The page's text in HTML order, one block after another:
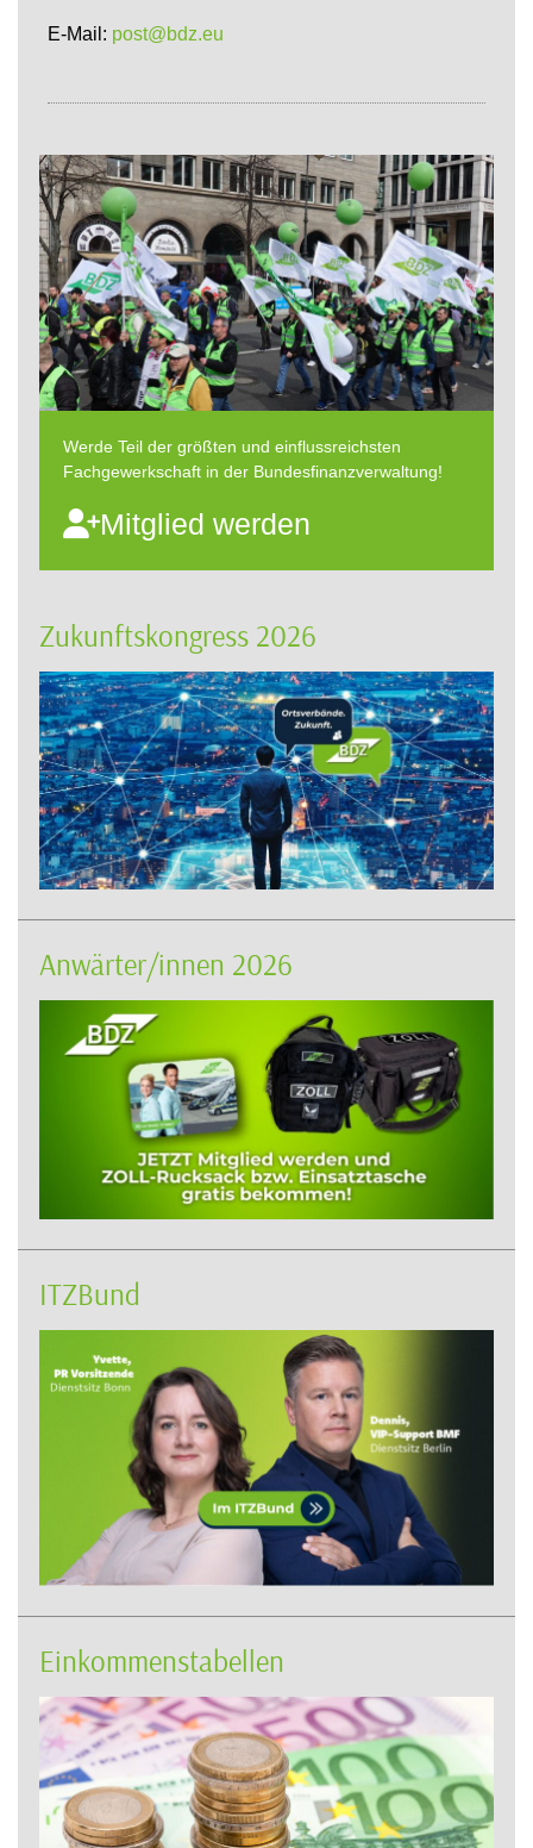
E-Mail: post@bdz.eu
Werde Teil der größten und einflussreichsten
Fachgewerkschaft in der Bundesfinanzverwaltung!
Mitglied werden
Zukunftskongress 2026
Anwärter/innen 2026
ITZBund
Einkommenstabellen